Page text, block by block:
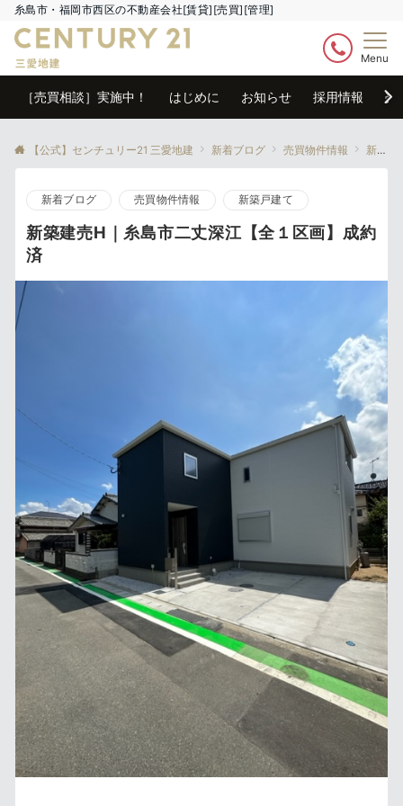
糸島市・福岡市西区の不動産会社[賃貸][売買][管理]
Menu
［売買相談］実施中！ はじめに お知らせ 採用情報 売
【公式】センチュリー21 三愛地建 新着ブログ 売買物件情報 新築戸建て
新着ブログ 売買物件情報 新築戸建て
新築建売H｜糸島市二丈深江【全１区画】成約
済